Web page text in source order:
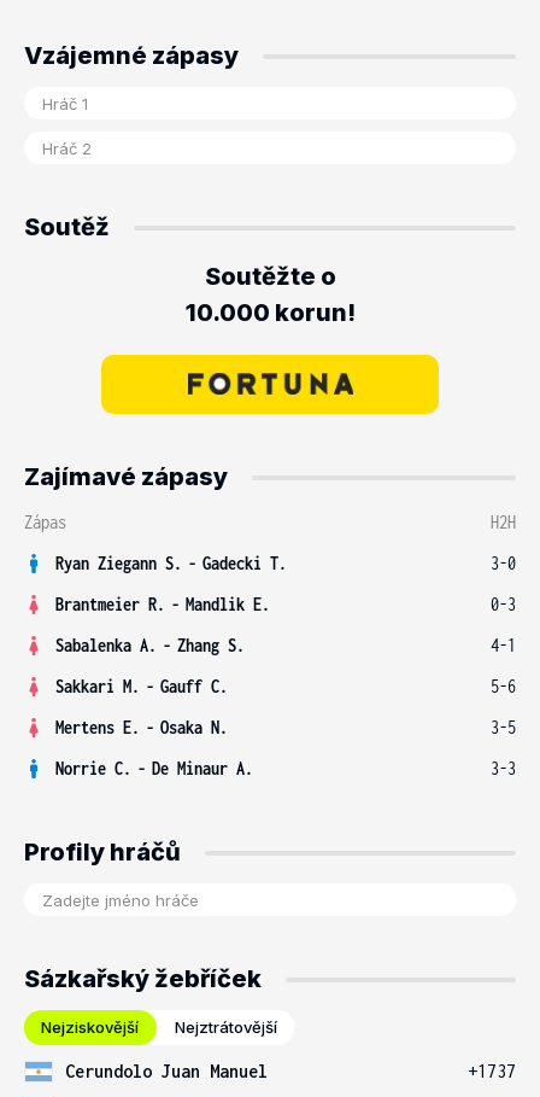
Vzájemné zápasy
Soutěž
Soutěžte o
10.000 korun!
Zajímavé zápasy
Zápas
H2H
Ryan Ziegann S. - Gadecki T.
3-0
Brantmeier R. - Mandlik E.
0-3
Sabalenka A. - Zhang S.
4-1
Sakkari M. - Gauff C.
5-6
Mertens E. - Osaka N.
3-5
Norrie C. - De Minaur A. 3-3
Profily hráčů
Sázkařský žebříček
Nejziskovější Nejztrátovější
Cerundolo Juan Manuel
+1737